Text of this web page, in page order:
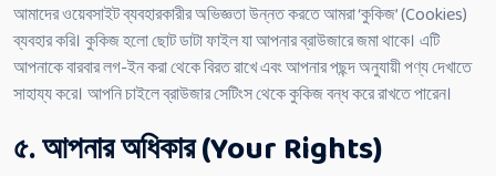
আমাদের ওয়েবসাইট ব্যবহারকারীর অভিজ্ঞতা উন্নত করতে আমরা ‘কুকিজ’ (Cookies)
ব্যবহার করি। কুকিজ হলো ছোট ডাটা ফাইল যা আপনার ব্রাউজারে জমা থাকে। এটি
আপনাকে বারবার লগ-ইন করা থেকে বিরত রাখে এবং আপনার পছন্দ অনুযায়ী পণ্য দেখাতে
সাহায্য করে। আপনি চাইলে ব্রাউজার সেটিংস থেকে কুকিজ বন্ধ করে রাখতে পারেন।
৫. আপনার অধিকার (Your Rights)